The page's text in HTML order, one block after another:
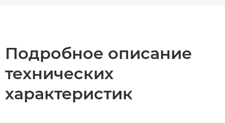
Подробное описание
технических
характеристик